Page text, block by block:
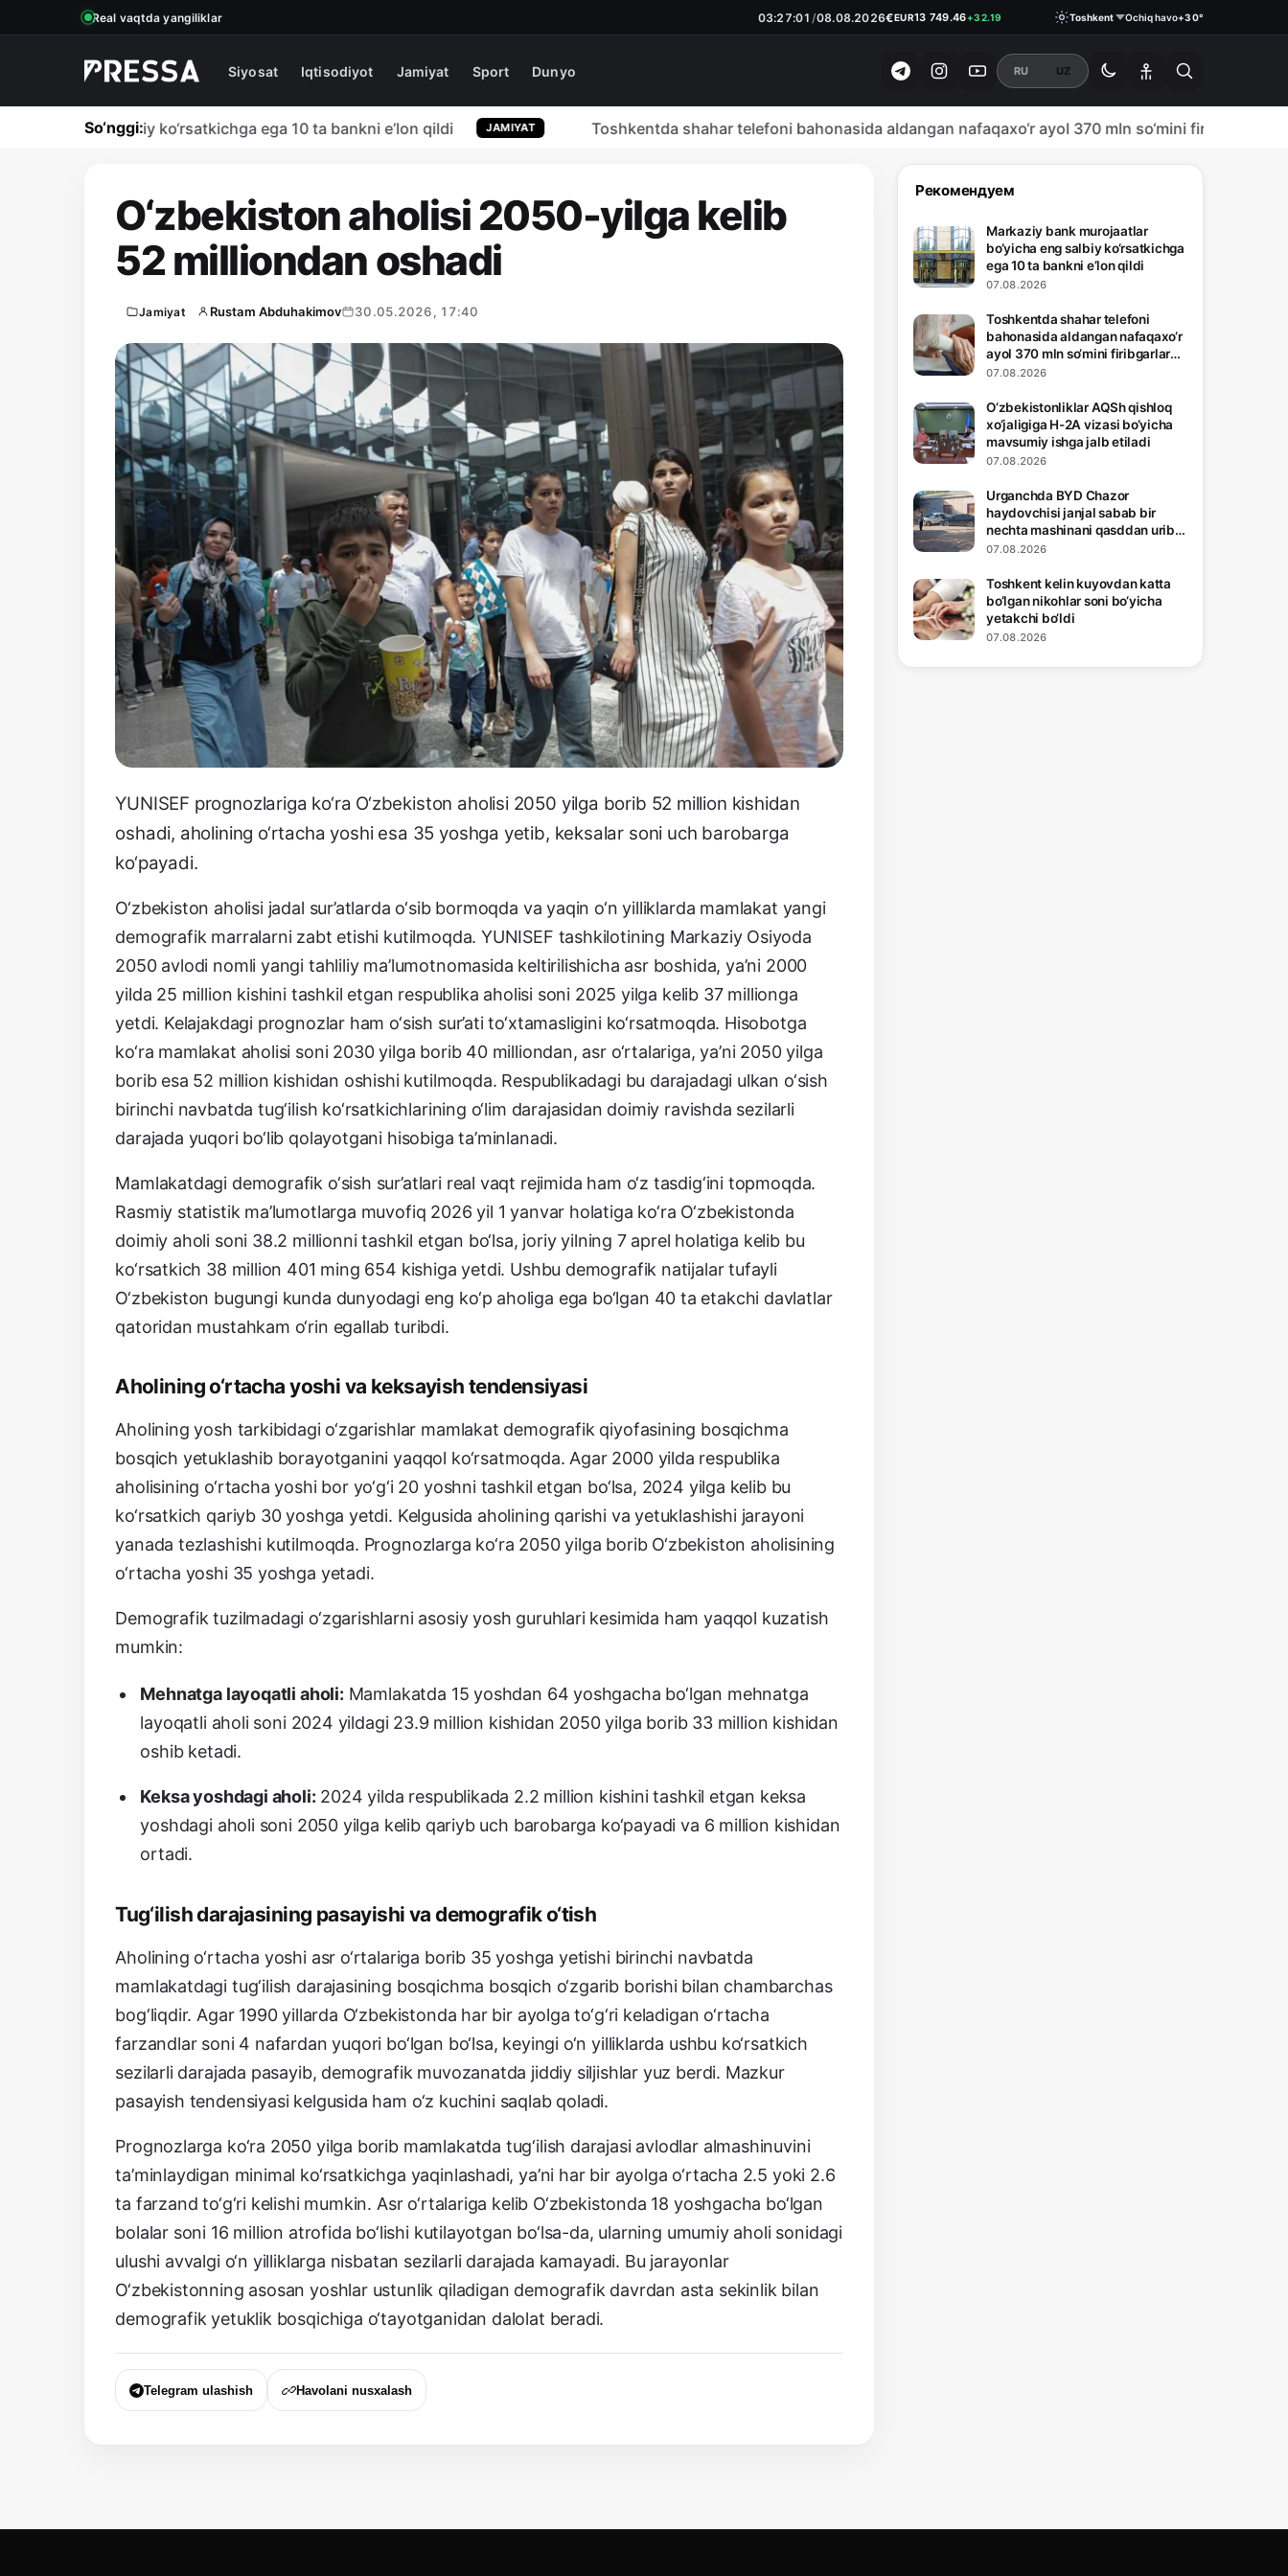
Real vaqtda yangiliklar 03:27:02 /08.08.2026₽RUB146.19000.18 Toshkent Ochiq havo+30°
Siyosat Iqtisodiyot Jamiyat Sport Dunyo RU UZ
So‘nggi:
eng salbiy ko‘rsatkichga ega 10 ta bankni e’lon qildi JAMIYAT Toshkentda shahar telefoni bahonasida aldangan nafaqaxo‘r ayol 370 mln so‘mini firibgarlarga
O‘zbekiston aholisi 2050-yilga kelib
52 milliondan oshadi
Jamiyat Rustam Abduhakimov 30.05.2026, 17:40
YUNISEF prognozlariga ko‘ra O‘zbekiston aholisi 2050 yilga borib 52 million kishidan
oshadi, aholining o‘rtacha yoshi esa 35 yoshga yetib, keksalar soni uch barobarga
ko‘payadi.
O‘zbekiston aholisi jadal sur’atlarda o‘sib bormoqda va yaqin o‘n yilliklarda mamlakat yangi
demografik marralarni zabt etishi kutilmoqda. YUNISEF tashkilotining Markaziy Osiyoda
2050 avlodi nomli yangi tahliliy ma’lumotnomasida keltirilishicha asr boshida, ya’ni 2000
yilda 25 million kishini tashkil etgan respublika aholisi soni 2025 yilga kelib 37 millionga
yetdi. Kelajakdagi prognozlar ham o‘sish sur’ati to‘xtamasligini ko‘rsatmoqda. Hisobotga
ko‘ra mamlakat aholisi soni 2030 yilga borib 40 milliondan, asr o‘rtalariga, ya’ni 2050 yilga
borib esa 52 million kishidan oshishi kutilmoqda. Respublikadagi bu darajadagi ulkan o‘sish
birinchi navbatda tug‘ilish ko‘rsatkichlarining o‘lim darajasidan doimiy ravishda sezilarli
darajada yuqori bo‘lib qolayotgani hisobiga ta’minlanadi.
Mamlakatdagi demografik o‘sish sur’atlari real vaqt rejimida ham o‘z tasdig‘ini topmoqda.
Rasmiy statistik ma’lumotlarga muvofiq 2026 yil 1 yanvar holatiga ko‘ra O‘zbekistonda
doimiy aholi soni 38.2 millionni tashkil etgan bo‘lsa, joriy yilning 7 aprel holatiga kelib bu
ko‘rsatkich 38 million 401 ming 654 kishiga yetdi. Ushbu demografik natijalar tufayli
O‘zbekiston bugungi kunda dunyodagi eng ko‘p aholiga ega bo‘lgan 40 ta etakchi davlatlar
qatoridan mustahkam o‘rin egallab turibdi.
Aholining o‘rtacha yoshi va keksayish tendensiyasi
Aholining yosh tarkibidagi o‘zgarishlar mamlakat demografik qiyofasining bosqichma
bosqich yetuklashib borayotganini yaqqol ko‘rsatmoqda. Agar 2000 yilda respublika
aholisining o‘rtacha yoshi bor yo‘g‘i 20 yoshni tashkil etgan bo‘lsa, 2024 yilga kelib bu
ko‘rsatkich qariyb 30 yoshga yetdi. Kelgusida aholining qarishi va yetuklashishi jarayoni
yanada tezlashishi kutilmoqda. Prognozlarga ko‘ra 2050 yilga borib O‘zbekiston aholisining
o‘rtacha yoshi 35 yoshga yetadi.
Demografik tuzilmadagi o‘zgarishlarni asosiy yosh guruhlari kesimida ham yaqqol kuzatish
mumkin:
Mehnatga layoqatli aholi: Mamlakatda 15 yoshdan 64 yoshgacha bo‘lgan mehnatga
layoqatli aholi soni 2024 yildagi 23.9 million kishidan 2050 yilga borib 33 million kishidan
oshib ketadi.
Keksa yoshdagi aholi: 2024 yilda respublikada 2.2 million kishini tashkil etgan keksa
yoshdagi aholi soni 2050 yilga kelib qariyb uch barobarga ko‘payadi va 6 million kishidan
ortadi.
Tug‘ilish darajasining pasayishi va demografik o‘tish
Aholining o‘rtacha yoshi asr o‘rtalariga borib 35 yoshga yetishi birinchi navbatda
mamlakatdagi tug‘ilish darajasining bosqichma bosqich o‘zgarib borishi bilan chambarchas
bog‘liqdir. Agar 1990 yillarda O‘zbekistonda har bir ayolga to‘g‘ri keladigan o‘rtacha
farzandlar soni 4 nafardan yuqori bo‘lgan bo‘lsa, keyingi o‘n yilliklarda ushbu ko‘rsatkich
sezilarli darajada pasayib, demografik muvozanatda jiddiy siljishlar yuz berdi. Mazkur
pasayish tendensiyasi kelgusida ham o‘z kuchini saqlab qoladi.
Prognozlarga ko‘ra 2050 yilga borib mamlakatda tug‘ilish darajasi avlodlar almashinuvini
ta’minlaydigan minimal ko‘rsatkichga yaqinlashadi, ya’ni har bir ayolga o‘rtacha 2.5 yoki 2.6
ta farzand to‘g‘ri kelishi mumkin. Asr o‘rtalariga kelib O‘zbekistonda 18 yoshgacha bo‘lgan
bolalar soni 16 million atrofida bo‘lishi kutilayotgan bo‘lsa-da, ularning umumiy aholi sonidagi
ulushi avvalgi o‘n yilliklarga nisbatan sezilarli darajada kamayadi. Bu jarayonlar
O‘zbekistonning asosan yoshlar ustunlik qiladigan demografik davrdan asta sekinlik bilan
demografik yetuklik bosqichiga o‘tayotganidan dalolat beradi.
Telegram ulashish Havolani nusxalash
Рекомендуем
Markaziy bank murojaatlar
bo‘yicha eng salbiy ko‘rsatkichga
ega 10 ta bankni e’lon qildi
07.08.2026
Toshkentda shahar telefoni
bahonasida aldangan nafaqaxo‘r
ayol 370 mln so‘mini firibgarlarga
topshirib qo‘yishiga bir bahoya
07.08.2026
O‘zbekistonliklar AQSh qishloq
xo‘jaligiga H-2A vizasi bo‘yicha
mavsumiy ishga jalb etiladi
07.08.2026
Urganchda BYD Chazor
haydovchisi janjal sabab bir
nechta mashinani qasddan urib
pachoqladi
07.08.2026
Toshkent kelin kuyovdan katta
bo‘lgan nikohlar soni bo‘yicha
yetakchi bo‘ldi
07.08.2026